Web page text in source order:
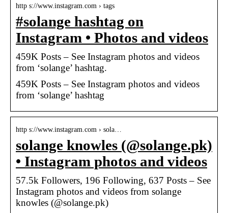
http s://www.instagram.com › tags
#solange hashtag on
Instagram • Photos and videos
459K Posts – See Instagram photos and videos
from ‘solange’ hashtag.
459K Posts – See Instagram photos and videos
from ‘solange’ hashtag
http s://www.instagram.com › sola…
solange knowles (@solange.pk)
• Instagram photos and videos
57.5k Followers, 196 Following, 637 Posts – See
Instagram photos and videos from solange
knowles (@solange.pk)